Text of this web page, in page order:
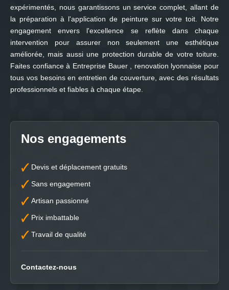
expérimentés, nous garantissons un service complet, allant de
la préparation à l'application de peinture sur votre toit. Notre
engagement envers l'excellence se reflète dans chaque
intervention pour assurer non seulement une esthétique
améliorée, mais aussi une protection durable de votre toiture.
Faites confiance à Entreprise Bauer , renovation lyonnaise pour
tous vos besoins en entretien de couverture, avec des résultats
professionnels et fiables à chaque étape.
Nos engagements
Devis et déplacement gratuits
Sans engagement
Artisan passionné
Prix imbattable
Travail de qualité
Contactez-nous